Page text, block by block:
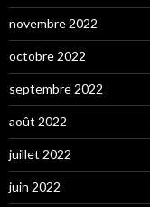
novembre 2022
octobre 2022
septembre 2022
août 2022
juillet 2022
juin 2022